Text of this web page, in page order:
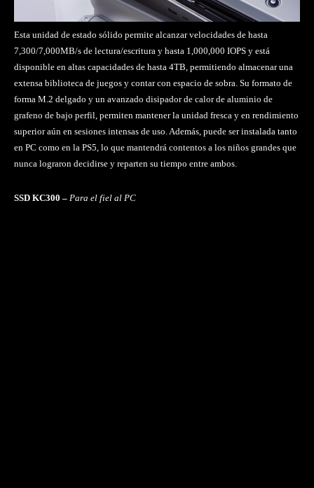
Esta unidad de estado sólido permite alcanzar velocidades de hasta
7,300/7,000MB/s de lectura/escritura y hasta 1,000,000 IOPS y está
disponible en altas capacidades de hasta 4TB, permitiendo almacenar una
extensa biblioteca de juegos y contar con espacio de sobra. Su formato de
forma M.2 delgado y un avanzado disipador de calor de aluminio de
grafeno de bajo perfil, permiten mantener la unidad fresca y en rendimiento
superior aún en sesiones intensas de uso. Además, puede ser instalada tanto
en PC como en la PS5, lo que mantendrá contentos a los niños grandes que
nunca lograron decidirse y reparten su tiempo entre ambos.
SSD KC300 – Para el fiel al PC